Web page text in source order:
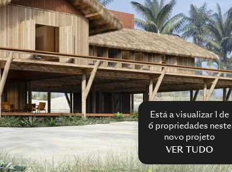
Está a visualizar 1 de
6 propriedades neste
novo projeto
VER TUDO